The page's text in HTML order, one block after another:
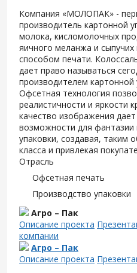
Компания «МОЛОПАК» -
производитель картонной
молока, кисломолочных
яичного меланжа и
способом печати.
дает право называться
производителем картонной
Офсетная технология
реалистичности и яркости
качество изображения
возможности для фантазии
упаковки, создавая, таким
класса и привлекая
Отрасль
Офсетная печать
Производство упаковки
Агро – Пак
Описание проекта
компании
Агро – Пак
Описание проекта